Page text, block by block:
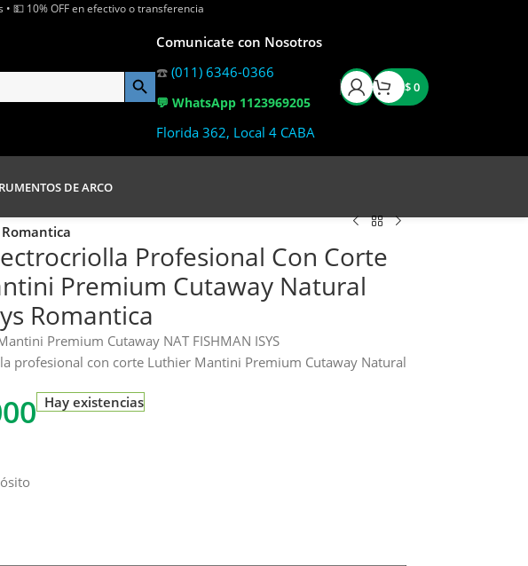
💵 10% OFF en efectivo o transferencia
Comunicate con Nosotros
☎️ (011) 6346-0366
💬 WhatsApp 1123969205
Florida 362, Local 4 CABA
$0
DE ARCO
Profesional Con Corte
Premium Cutaway Natural
Romantica
Premium Cutaway NAT FISHMAN ISYS
profesional con corte Luthier Mantini Premium Cutaway Natural
Hay existencias